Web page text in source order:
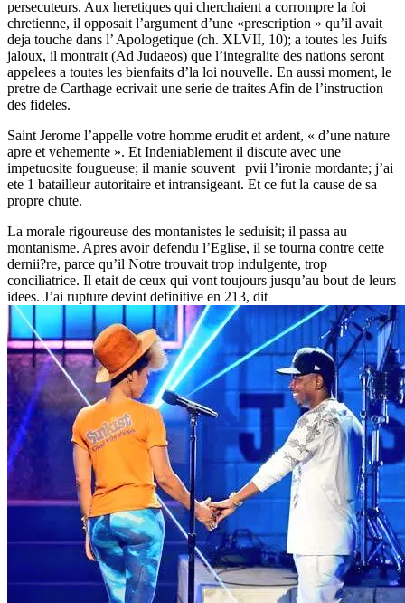
persecuteurs. Aux heretiques qui cherchaient a corrompre la foi
chretienne, il opposait l’argument d’une «prescription » qu’il avait
deja touche dans l’ Apologetique (ch. XLVII, 10); a toutes les Juifs
jaloux, il montrait (Ad Judaeos) que l’integralite des nations seront
appelees a toutes les bienfaits d’la loi nouvelle. En aussi moment, le
pretre de Carthage ecrivait une serie de traites Afin de l’instruction
des fideles.
Saint Jerome l’appelle votre homme erudit et ardent, « d’une nature
apre et vehemente ». Et Indeniablement il discute avec une
impetuosite fougueuse; il manie souvent | pvii l’ironie mordante; j’ai
ete 1 batailleur autoritaire et intransigeant. Et ce fut la cause de sa
propre chute.
La morale rigoureuse des montanistes le seduisit; il passa au
montanisme. Apres avoir defendu l’Eglise, il se tourna contre cette
dernii?re, parce qu’il Notre trouvait trop indulgente, trop
conciliatrice. Il etait de ceux qui vont toujours jusqu’au bout de leurs
idees. J’ai rupture devint definitive en 213, dit